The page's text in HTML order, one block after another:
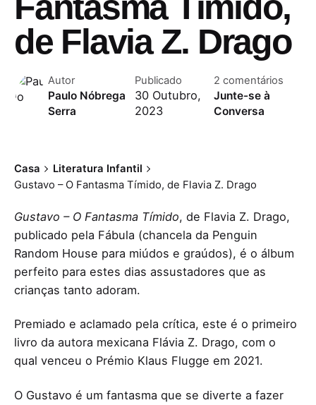
de Flavia Z. Drago
Autor
Paulo Nóbrega
Serra
Publicado
30 Outubro,
2023
2 comentários
Junte-se à
Conversa
Casa
Literatura Infantil
Gustavo – O Fantasma Tímido, de Flavia Z. Drago
Gustavo – O Fantasma Tímido, de Flavia Z. Drago,
publicado pela Fábula (chancela da Penguin
Random House para miúdos e graúdos), é o álbum
perfeito para estes dias assustadores que as
crianças tanto adoram.
Premiado e aclamado pela crítica, este é o primeiro
livro da autora mexicana Flávia Z. Drago, com o
qual venceu o Prémio Klaus Flugge em 2021.
O Gustavo é um fantasma que se diverte a fazer